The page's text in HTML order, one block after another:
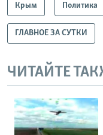
Крым Политика
ГЛАВНОЕ ЗА СУТКИ
ЧИТАЙТЕ